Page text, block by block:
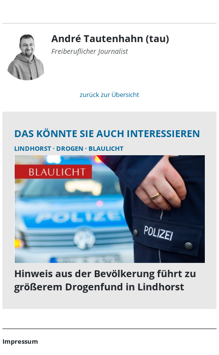
André Tautenhahn (tau)
Freiberuflicher Journalist
zurück zur Übersicht
DAS KÖNNTE SIE AUCH INTERESSIEREN
LINDHORST DROGEN BLAULICHT
Hinweis aus der Bevölkerung führt zu
größerem Drogenfund in Lindhorst
Impressum